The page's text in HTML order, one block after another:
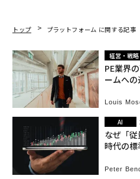
トップ プラットフォーム に関する記事
経営・戦略
PE業界
ームへ
Louis
AI
なぜ「
時代の
Peter